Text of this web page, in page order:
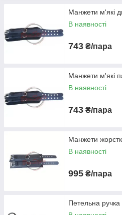
Манжети м'які
В наявності
743 ₴/пара
Манжети м'які
В наявності
743 ₴/пара
Манжети
В наявності
995 ₴/пара
Петельна